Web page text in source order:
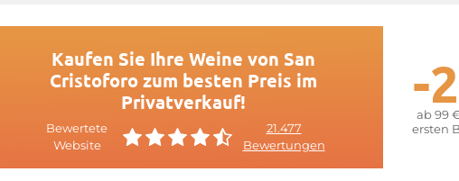
Kaufen Sie Ihre Weine von San
Cristoforo zum besten Preis im
Privatverkauf!
Bewertete
Website
21.477
Bewertungen
-
ab 99
ersten